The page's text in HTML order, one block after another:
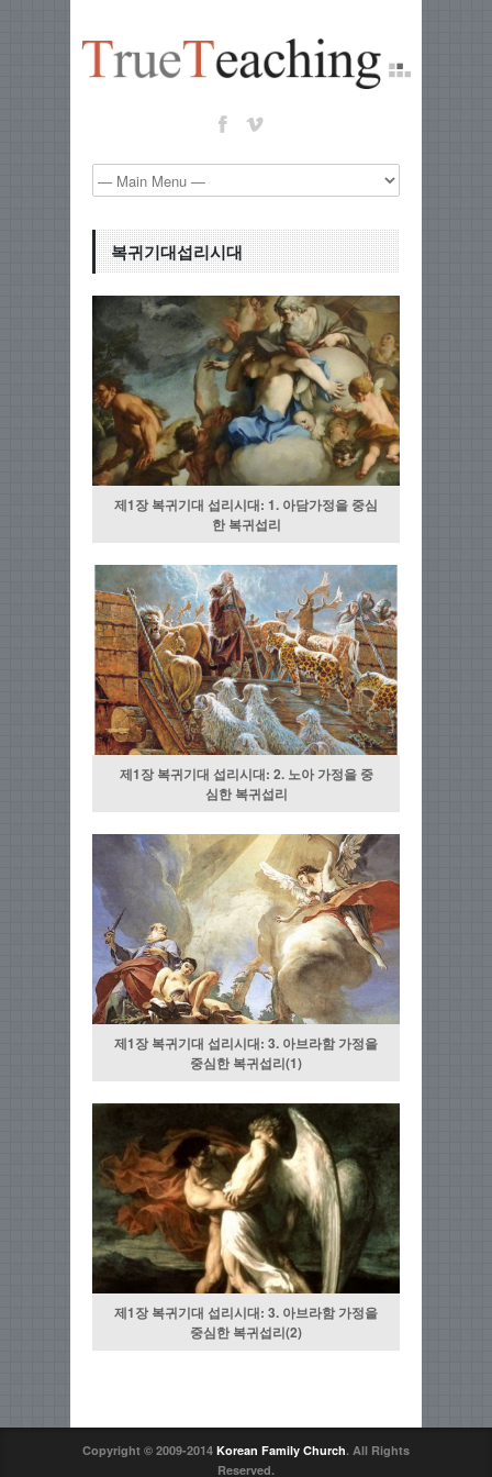
복귀기대섭리시대
제1장 복귀기대 섭리시대: 1. 아담가정을 중심
한 복귀섭리
제1장 복귀기대 섭리시대: 2. 노아 가정을 중
심한 복귀섭리
제1장 복귀기대 섭리시대: 3. 아브라함 가정을
중심한 복귀섭리(1)
제1장 복귀기대 섭리시대: 3. 아브라함 가정을
중심한 복귀섭리(2)
Copyright © 2009-2014 Korean Family Church. All Rights
Reserved.